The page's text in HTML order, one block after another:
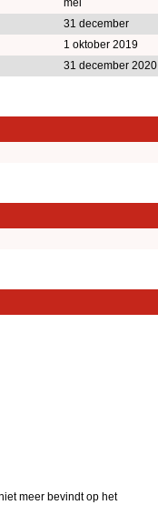
mei
31 december
1 oktober 2019
31 december 2020
meer bevindt op het